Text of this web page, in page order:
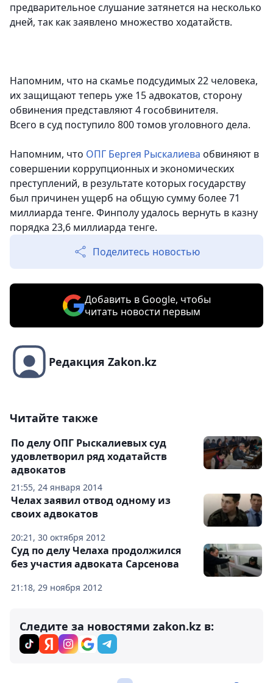
предварительное слушание затянется на несколько
дней, так как заявлено множество ходатайств.
Напомним, что на скамье подсудимых 22 человека,
их защищают теперь уже 15 адвокатов, сторону
обвинения представляют 4 гособвинителя.
Всего в суд поступило 800 томов уголовного дела.
Напомним, что ОПГ Бергея Рыскалиева обвиняют в
совершении коррупционных и экономических
преступлений, в результате которых государству
был причинен ущерб на общую сумму более 71
миллиарда тенге. Финполу удалось вернуть в казну
порядка 23,6 миллиарда тенге.
Поделитесь новостью
Добавить в Google, чтобы
читать новости первым
Редакция Zakon.kz
Читайте также
21:55, 24 января 2014
По делу ОПГ Рыскалиевых суд
удовлетворил ряд ходатайств
адвокатов
20:21, 30 октября 2012
Челах заявил отвод одному из
своих адвокатов
21:18, 29 ноября 2012
Суд по делу Челаха продолжился
без участия адвоката Сарсенова
Следите за новостями zakon.kz в: